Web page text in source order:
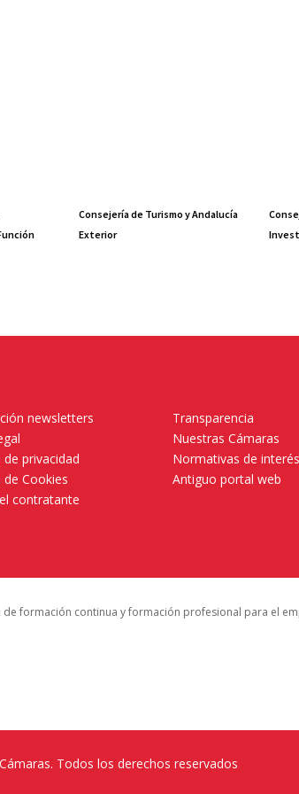
Consejería de Turismo y Andalucía
Exterior
newsletters
de privacidad
de Cookies
contratante
Transparencia
Nuestras Cámaras
Normativas de interés
Antiguo portal web
formación continua y formación profesional para el
Todos los derechos reservados